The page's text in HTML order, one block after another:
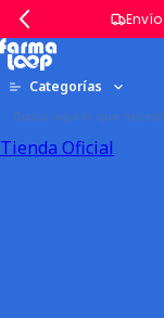
Envío
Categorías
Tienda Oficial